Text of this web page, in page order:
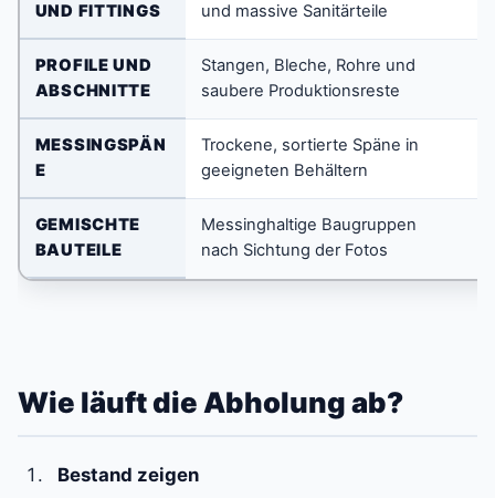
UND FITTINGS
und massive Sanitärteile
PROFILE UND
ABSCHNITTE
Stangen, Bleche, Rohre und
saubere Produktionsreste
MESSINGSPÄN
E
Trockene, sortierte Späne in
geeigneten Behältern
GEMISCHTE
BAUTEILE
Messinghaltige Baugruppen
nach Sichtung der Fotos
Wie läuft die Abholung ab?
Bestand zeigen